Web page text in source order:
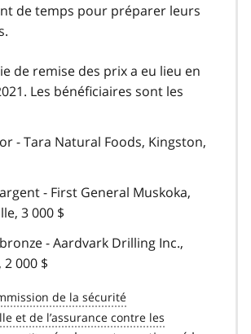
de temps pour préparer leurs
de remise des prix a eu lieu en
Les bénéficiaires sont les
- Tara Natural Foods, Kingston,
- First General Muskoka,
3 000 $
- Aardvark Drilling Inc.,
000 $